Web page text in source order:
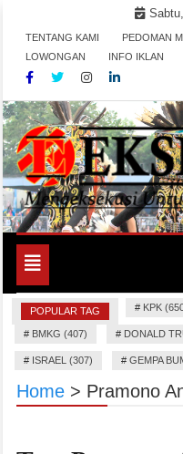
content
TENTANG KAMI PEDOMAN
LOWONGAN
INFO IKLAN
Mengeksekusi Berita
Toggle
navigation
POPULAR TAG # KPK
# BMKG (407) # DONALD
# ISRAEL (307) # GEMPA
Home > Pramono